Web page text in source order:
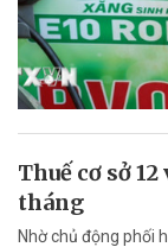
Thuế cơ sở
tháng
Nhờ chủ động phối